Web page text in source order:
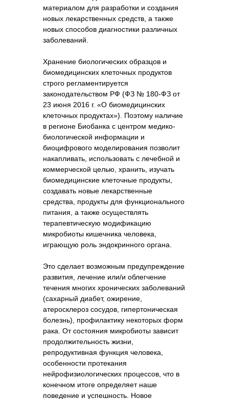
материалом для разработки и создания
новых лекарственных средств, а также
новых способов диагностики различных
заболеваний.
Хранение биологических образцов и
биомедицинских клеточных продуктов
строго регламентируется
законодательством РФ (ФЗ № 180-ФЗ от
23 июня 2016 г. «О биомедицинских
клеточных продуктах»). Поэтому наличие
в регионе Биобанка с центром медико-
биологической информации и
биоцифрового моделирования позволит
накапливать, использовать с лечебной и
коммерческой целью, хранить, изучать
биомедицинские клеточные продукты,
создавать новые лекарственные
средства, продукты для функционального
питания, а также осуществлять
терапевтическую модификацию
микробиоты кишечника человека,
играющую роль эндокринного органа.
Это сделает возможным предупреждение
развития, лечение или/и облегчение
течения многих хронических заболеваний
(сахарный диабет, ожирение,
атеросклероз сосудов, гипертоническая
болезнь), профилактику некоторых форм
рака. От состояния микробиоты зависит
продолжительность жизни,
репродуктивная функция человека,
особенности протекания
нейрофизиологических процессов, что в
конечном итоге определяет наше
поведение и успешность. Новое